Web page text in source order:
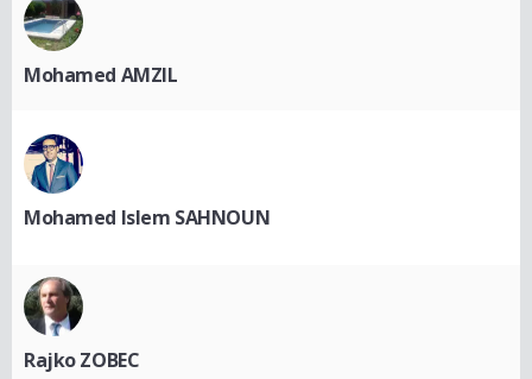
Mohamed AMZIL
Mohamed Islem SAHNOUN
Rajko ZOBEC